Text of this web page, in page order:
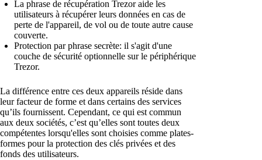
La phrase de récupération Trezor aide les
utilisateurs à récupérer leurs données en cas de
perte de l'appareil, de vol ou de toute autre cause
couverte.
Protection par phrase secrète: il s'agit d'une
couche de sécurité optionnelle sur le périphérique
Trezor.
La différence entre ces deux appareils réside dans
leur facteur de forme et dans certains des services
qu’ils fournissent. Cependant, ce qui est commun
aux deux sociétés, c’est qu’elles sont toutes deux
compétentes lorsqu'elles sont choisies comme plates-
formes pour la protection des clés privées et des
fonds des utilisateurs.